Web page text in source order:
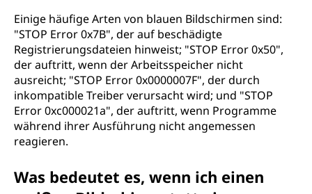
Einige häufige Arten von blauen Bildschirmen sind:
"STOP Error 0x7B", der auf beschädigte
Registrierungsdateien hinweist; "STOP Error 0x50",
der auftritt, wenn der Arbeitsspeicher nicht
ausreicht; "STOP Error 0x0000007F", der durch
inkompatible Treiber verursacht wird; und "STOP
Error 0xc000021a", der auftritt, wenn Programme
während ihrer Ausführung nicht angemessen
reagieren.
Was bedeutet es, wenn ich einen